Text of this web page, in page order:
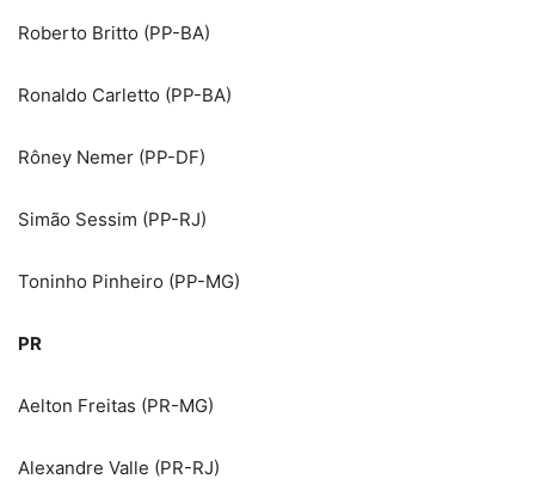
Roberto Britto (PP-BA)
Ronaldo Carletto (PP-BA)
Rôney Nemer (PP-DF)
Simão Sessim (PP-RJ)
Toninho Pinheiro (PP-MG)
PR
Aelton Freitas (PR-MG)
Alexandre Valle (PR-RJ)